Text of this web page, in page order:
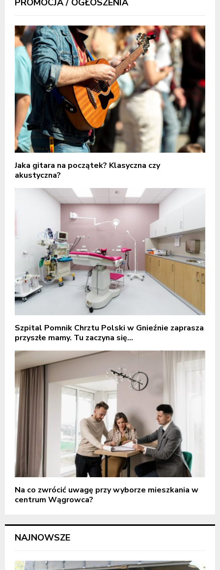
PROMOCJA / OGŁOSZENIA
Jaka gitara na początek? Klasyczna czy
akustyczna?
Szpital Pomnik Chrztu Polski w Gnieźnie zaprasza
przyszłe mamy. Tu zaczyna się...
Na co zwrócić uwagę przy wyborze mieszkania w
centrum Wągrowca?
NAJNOWSZE